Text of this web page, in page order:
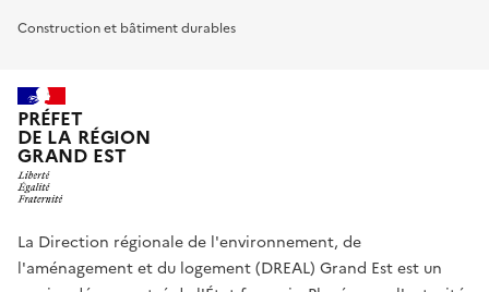
Construction et bâtiment durables
PRÉFET
DE LA RÉGION
GRAND EST
La Direction régionale de l'environnement, de
l'aménagement et du logement (DREAL) Grand Est est un